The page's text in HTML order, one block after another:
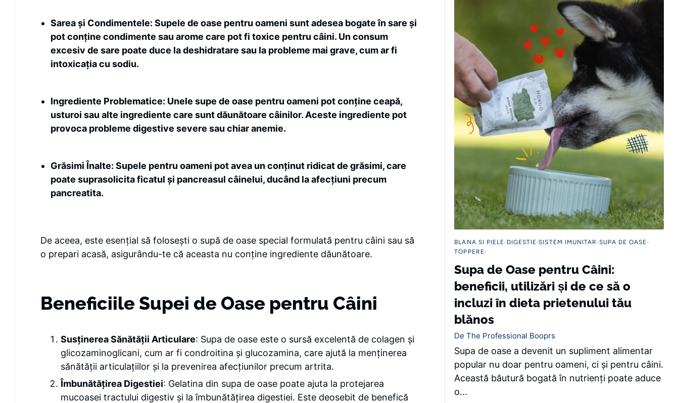
Sarea și Condimentele: Supele de oase pentru oameni sunt adesea bogate în sare și
pot conține condimente sau arome care pot fi toxice pentru câini. Un consum
excesiv de sare poate duce la deshidratare sau la probleme mai grave, cum ar fi
intoxicația cu sodiu.
Ingrediente Problematice: Unele supe de oase pentru oameni pot conține ceapă,
usturoi sau alte ingrediente care sunt dăunătoare câinilor. Aceste ingrediente pot
provoca probleme digestive severe sau chiar anemie.
Grăsimi Înalte: Supele pentru oameni pot avea un conținut ridicat de grăsimi, care
poate suprasolicita ficatul și pancreasul câinelui, ducând la afecțiuni precum
pancreatita.
De aceea, este esențial să folosești o supă de oase special formulată pentru câini sau să
o prepari acasă, asigurându-te că aceasta nu conține ingrediente dăunătoare.
Beneficiile Supei de Oase pentru Câini
Susținerea Sănătății Articulare: Supa de oase este o sursă excelentă de colagen și
glicozaminoglicani, cum ar fi condroitina și glucozamina, care ajută la menținerea
sănătății articulațiilor și la prevenirea afecțiunilor precum artrita.
Îmbunătățirea Digestiei: Gelatina din supa de oase poate ajuta la protejarea
mucoasei tractului digestiv și la îmbunătățirea digestiei. Este deosebit de benefică
BLANA SI PIELE DIGESTIE SISTEM IMUNITAR SUPA DE OASE
TOPPERE
Supa de Oase pentru Câini:
beneficii, utilizări și de ce să o
incluzi în dieta prietenului tău
blănos
De The Professional Booprs
Supa de oase a devenit un supliment alimentar
popular nu doar pentru oameni, ci și pentru câini.
Această băutură bogată în nutrienți poate aduce
o...